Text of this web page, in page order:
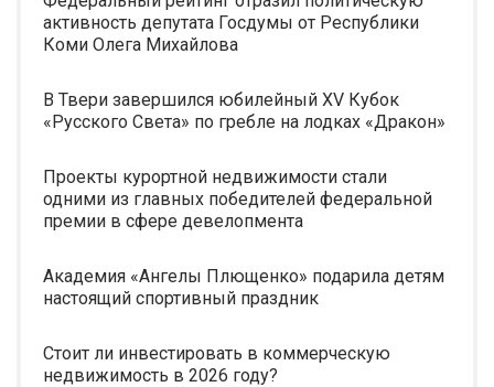
активность депутата Госдумы от Республики
Коми Олега Михайлова
В Твери завершился юбилейный XV Кубок
«Русского Света» по гребле на лодках «Дракон»
Проекты курортной недвижимости стали
одними из главных победителей федеральной
премии в сфере девелопмента
Академия «Ангелы Плющенко» подарила детям
настоящий спортивный праздник
Стоит ли инвестировать в коммерческую
недвижимость в 2026 году?